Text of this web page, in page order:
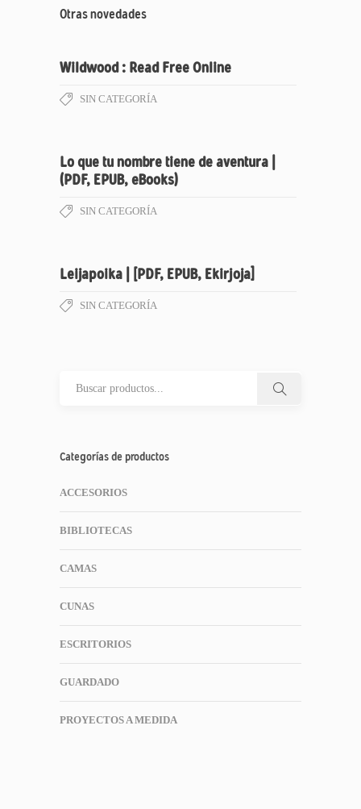
Otras novedades
Wildwood : Read Free Online
SIN CATEGORÍA
Lo que tu nombre tiene de aventura |
(PDF, EPUB, eBooks)
SIN CATEGORÍA
Leijapoika | [PDF, EPUB, Ekirjoja]
SIN CATEGORÍA
Categorías de productos
ACCESORIOS
BIBLIOTECAS
CAMAS
CUNAS
ESCRITORIOS
GUARDADO
PROYECTOS A MEDIDA